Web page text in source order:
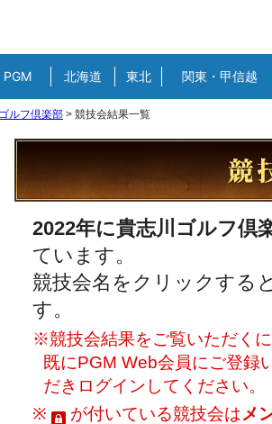
PGM 北海道 東北 関東・甲信越
ルフ倶楽部 > 競技会結果一覧
2022年に貴志川ゴルフ倶
ています。
競技会名をクリックする
す。
※競技会結果をご覧いただく
既にPGM Web会員にご登録
だきログインしてください。
※
が付いている競技会はメ